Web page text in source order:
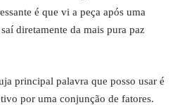
é que vi a peça após uma
diretamente da mais pura paz
principal palavra que posso usar é
por uma conjunção de fatores.